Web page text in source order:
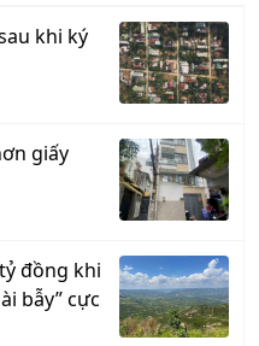
khi ký
giấy
đồng khi
bẫy” cực